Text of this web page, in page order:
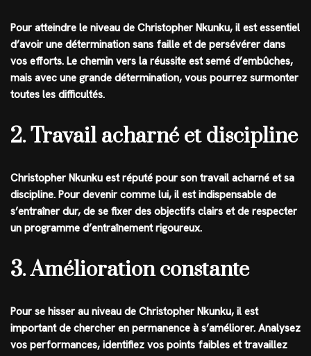
Pour atteindre le niveau de Christopher Nkunku, il est essentiel
d’avoir une détermination sans faille et de persévérer dans
vos efforts. Le chemin vers la réussite est semé d’embûches,
mais avec une grande détermination, vous pourrez surmonter
toutes les difficultés.
2. Travail acharné et discipline
Christopher Nkunku est réputé pour son travail acharné et sa
discipline. Pour devenir comme lui, il est indispensable de
s’entraîner dur, de se fixer des objectifs clairs et de respecter
un programme d’entraînement rigoureux.
3. Amélioration constante
Pour se hisser au niveau de Christopher Nkunku, il est
important de chercher en permanence à s’améliorer. Analysez
vos performances, identifiez vos points faibles et travaillez